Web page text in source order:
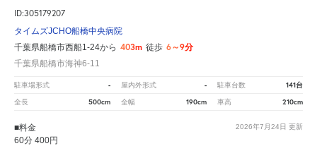
ID:305179207
タイムズJCHO船橋中央病院
千葉県船橋市西船1-24から 403m 徒歩 6～9分
千葉県船橋市海神6-11
駐車場形式 - 屋内外形式 - 駐車台数 141台
全長 500cm 全幅 190cm 車高 210cm
2026年7月24日 更新
■料金
60分 400円